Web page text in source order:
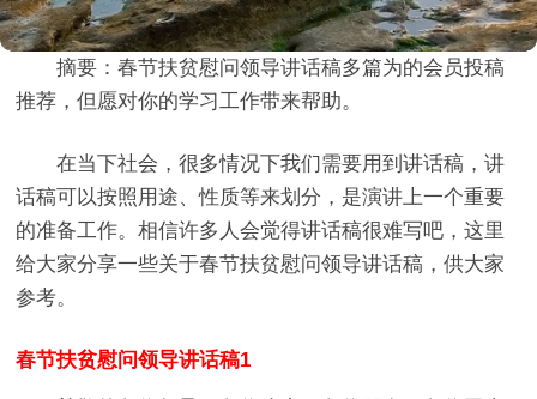
摘要：春节扶贫慰问领导讲话稿多篇为的会员投稿
推荐，但愿对你的学习工作带来帮助。
在当下社会，很多情况下我们需要用到讲话稿，讲
话稿可以按照用途、性质等来划分，是演讲上一个重要
的准备工作。相信许多人会觉得讲话稿很难写吧，这里
给大家分享一些关于春节扶贫慰问领导讲话稿，供大家
参考。
春节扶贫慰问领导讲话稿1